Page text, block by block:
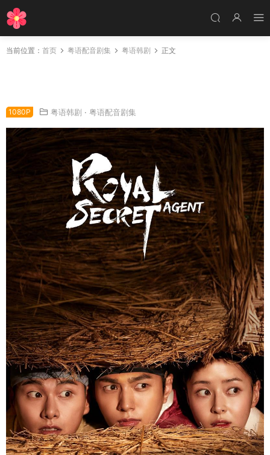
当前位置： 首页 粤语配音剧集 粤语韩剧 正文
1080P 粤语韩剧 · 粤语配音剧集